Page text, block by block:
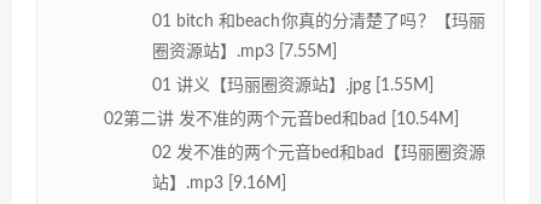
01 bitch 和beach你真的分清楚了吗？【玛丽
圈资源站】.mp3 [7.55M]
01 讲义【玛丽圈资源站】.jpg [1.55M]
02第二讲 发不准的两个元音bed和bad [10.54M]
02 发不准的两个元音bed和bad【玛丽圈资源
站】.mp3 [9.16M]